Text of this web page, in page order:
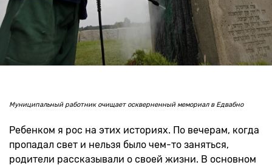
Муниципальный работник очищает оскверненный мемориал в Едвабно
Ребенком я рос на этих историях. По вечерам, когда
пропадал свет и нельзя было чем-то заняться,
родители рассказывали о своей жизни. В основном